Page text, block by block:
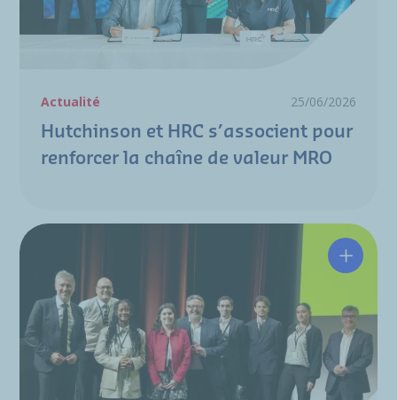
Actualité 25/06/2026
Hutchinson et HRC s’associent pour
renforcer la chaîne de valeur MRO
Une